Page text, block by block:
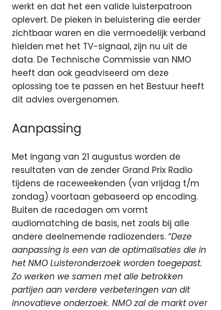
werkt en dat het een valide luisterpatroon
oplevert. De pieken in beluistering die eerder
zichtbaar waren en die vermoedelijk verband
hielden met het TV-signaal, zijn nu uit de
data. De Technische Commissie van NMO
heeft dan ook geadviseerd om deze
oplossing toe te passen en het Bestuur heeft
dit advies overgenomen.
Aanpassing
Met ingang van 21 augustus worden de
resultaten van de zender Grand Prix Radio
tijdens de raceweekenden (van vrijdag t/m
zondag) voortaan gebaseerd op encoding.
Buiten de racedagen om vormt
audiomatching de basis, net zoals bij alle
andere deelnemende radiozenders. “Deze
aanpassing is een van de optimalisaties die in
het NMO Luisteronderzoek worden toegepast.
Zo werken we samen met alle betrokken
partijen aan verdere verbeteringen van dit
innovatieve onderzoek. NMO zal de markt over